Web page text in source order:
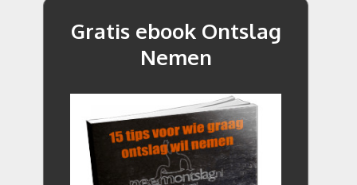
Gratis ebook Ontslag
Nemen